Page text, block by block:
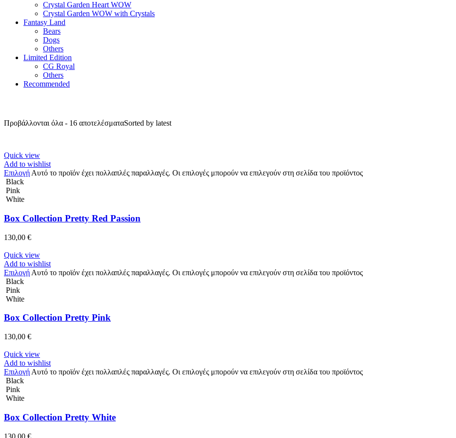
Crystal Garden Heart WOW
Crystal Garden WOW with Crystals
Fantasy Land
Bears
Dogs
Others
Limited Edition
CG Royal
Others
Recommended
Προβάλλονται όλα - 16 αποτελέσματαSorted by latest
Quick view
Add to wishlist
Επιλογή Αυτό το προϊόν έχει πολλαπλές παραλλαγές. Οι επιλογές μπορούν να επιλεγούν στη σελίδα του προϊόντος
Black
Pink
White
Box Collection Pretty Red Passion
130,00 €
Quick view
Add to wishlist
Επιλογή Αυτό το προϊόν έχει πολλαπλές παραλλαγές. Οι επιλογές μπορούν να επιλεγούν στη σελίδα του προϊόντος
Black
Pink
White
Box Collection Pretty Pink
130,00 €
Quick view
Add to wishlist
Επιλογή Αυτό το προϊόν έχει πολλαπλές παραλλαγές. Οι επιλογές μπορούν να επιλεγούν στη σελίδα του προϊόντος
Black
Pink
White
Box Collection Pretty White
130,00 €